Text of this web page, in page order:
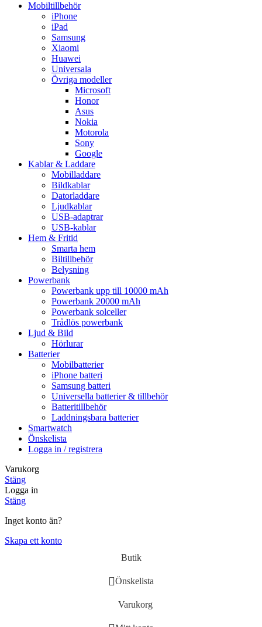
Mobiltillbehör
iPhone
iPad
Samsung
Xiaomi
Huawei
Universala
Övriga modeller
Microsoft
Honor
Asus
Nokia
Motorola
Sony
Google
Kablar & Laddare
Mobilladdare
Bildkablar
Datorladdare
Ljudkablar
USB-adaptrar
USB-kablar
Hem & Fritid
Smarta hem
Biltillbehör
Belysning
Powerbank
Powerbank upp till 10000 mAh
Powerbank 20000 mAh
Powerbank solceller
Trådlös powerbank
Ljud & Bild
Hörlurar
Batterier
Mobilbatterier
iPhone batteri
Samsung batteri
Universella batterier & tillbehör
Batteritillbehör
Laddningsbara batterier
Smartwatch
Önskelista
Logga in / registrera
Varukorg
Stäng
Logga in
Stäng
Inget konto än?
Skapa ett konto
Butik
Önskelista
Varukorg